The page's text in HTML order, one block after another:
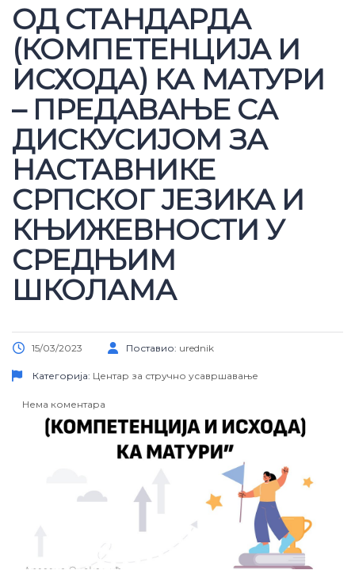
ОД СТАНДАРДА
(КОМПЕТЕНЦИЈА И
ИСХОДА) КА МАТУРИ
– ПРЕДАВАЊЕ СА
ДИСКУСИЈОМ ЗА
НАСТАВНИКЕ
СРПСКОГ ЈЕЗИКА И
КЊИЖЕВНОСТИ У
СРЕДЊИМ
ШКОЛАМА
15/03/2023 Поставио: urednik
Категорија: Центар за стручно усавршавање
Нема коментара